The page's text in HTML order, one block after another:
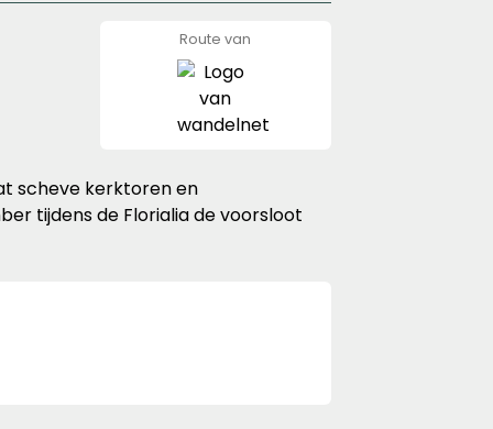
Route van
scheve kerktoren en
tijdens de Florialia de voorsloot